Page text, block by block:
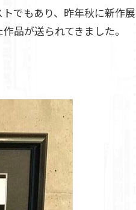
でもあり、昨年秋に新作
品が送られてきました。